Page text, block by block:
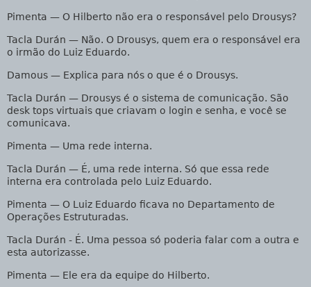
Pimenta — O Hilberto não era o responsável pelo Drousys?
Tacla Durán — Não. O Drousys, quem era o responsável era
o irmão do Luiz Eduardo.
Damous — Explica para nós o que é o Drousys.
Tacla Durán — Drousys é o sistema de comunicação. São
desk tops virtuais que criavam o login e senha, e você se
comunicava.
Pimenta — Uma rede interna.
Tacla Durán — É, uma rede interna. Só que essa rede
interna era controlada pelo Luiz Eduardo.
Pimenta — O Luiz Eduardo ficava no Departamento de
Operações Estruturadas.
Tacla Durán - É. Uma pessoa só poderia falar com a outra e
esta autorizasse.
Pimenta — Ele era da equipe do Hilberto.